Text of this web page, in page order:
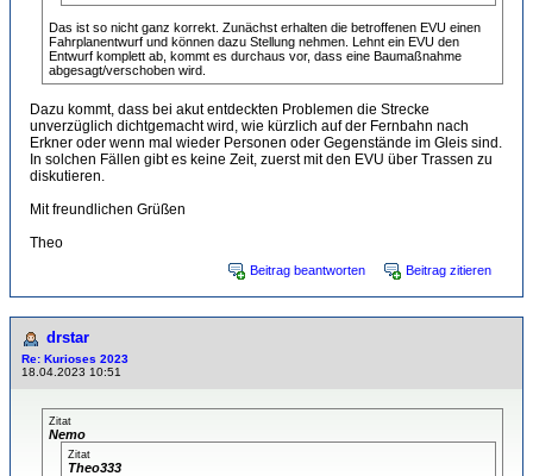
Das ist so nicht ganz korrekt. Zunächst erhalten die betroffenen EVU einen
Fahrplanentwurf und können dazu Stellung nehmen. Lehnt ein EVU den
Entwurf komplett ab, kommt es durchaus vor, dass eine Baumaßnahme
abgesagt/verschoben wird.
Dazu kommt, dass bei akut entdeckten Problemen die Strecke
unverzüglich dichtgemacht wird, wie kürzlich auf der Fernbahn nach
Erkner oder wenn mal wieder Personen oder Gegenstände im Gleis sind.
In solchen Fällen gibt es keine Zeit, zuerst mit den EVU über Trassen zu
diskutieren.
Mit freundlichen Grüßen
Theo
Beitrag beantworten Beitrag zitieren
drstar
Re: Kurioses 2023
18.04.2023 10:51
Zitat
Nemo
Zitat
Theo333